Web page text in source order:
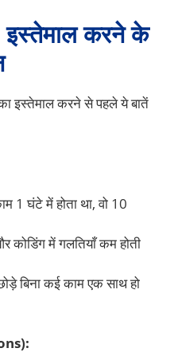
करने के
इस्तेमाल करने से पहले ये बातें
1 घंटे में होता था, वो 10
कोडिंग में गलतियाँ कम होती
बिना कई काम एक साथ हो